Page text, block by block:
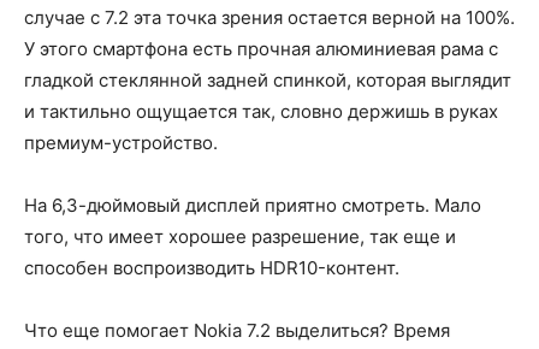
случае с 7.2 эта точка зрения остается верной на 100%.
У этого смартфона есть прочная алюминиевая рама с
гладкой стеклянной задней спинкой, которая выглядит
и тактильно ощущается так, словно держишь в руках
премиум-устройство.
На 6,3-дюймовый дисплей приятно смотреть. Мало
того, что имеет хорошее разрешение, так еще и
способен воспроизводить HDR10-контент.
Что еще помогает Nokia 7.2 выделиться? Время